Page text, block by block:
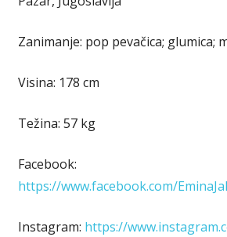
Zanimanje: pop pevačica; glumica;
Visina: 178 cm
Težina: 57 kg
Facebook:
https://www.facebook.com/
Instagram: https://